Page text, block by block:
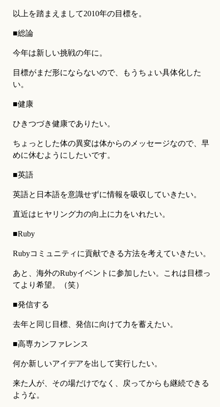
以上を踏まえまして2010年の目標を。
■総論
今年は新しい挑戦の年に。
目標がまだ形にならないので、もうちょい具体化した
い。
■健康
ひきつづき健康でありたい。
ちょっとした体の異変は体からのメッセージなので、早
めに休むようにしたいです。
■英語
英語と日本語を意識せずに情報を吸収していきたい。
直近はヒヤリング力の向上に力をいれたい。
■Ruby
Rubyコミュニティに貢献できる方法を考えていきたい。
あと、海外のRubyイベントに参加したい。これは目標っ
てより希望。（笑）
■発信する
去年と同じ目標、発信に向けて力を蓄えたい。
■高専カンファレンス
何か新しいアイデアを出して実行したい。
来た人が、その場だけでなく、戻ってからも継続できる
ような。